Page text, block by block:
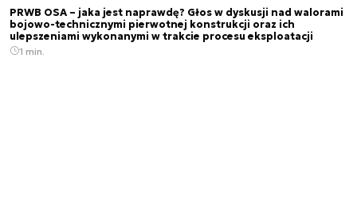
PRWB OSA – jaka jest naprawdę? Głos w dyskusji nad walorami
bojowo-technicznymi pierwotnej konstrukcji oraz ich
ulepszeniami wykonanymi w trakcie procesu eksploatacji
1 min.